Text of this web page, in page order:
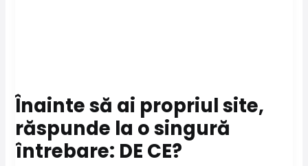
Înainte să ai propriul site,
răspunde la o singură
întrebare: DE CE?